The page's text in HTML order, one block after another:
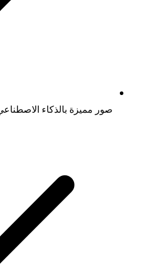
صور مميزة بالذكاء